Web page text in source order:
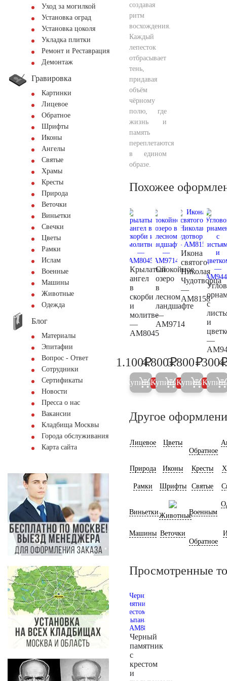
Уход за могилкой
Установка оград
Установка цоколя
Укладка плитки
Ремонт и Реставрация
Демонтаж
Гравировка
Картинки
Лицевое
Обратное
Шрифты
Иконы
Ангелы
Святые
Храмы
Кресты
Природа
Веточки
Виньетки
Свечки
Цветы
Рамки
Ислам
Военные
Машины
Животные
Одежда
Блог
Материалы
Эпитафии
Вопрос - Ответ
Сотрудники
Сертификаты
Новости
Пресса о нас
Вакансии
Кладбища Москвы
Города обслуживания
Карта сайта
создавая
ритм
восхождения.
Каждый
лепесток
отбрасывает
тень,
придавая
объём
чёрному
полю, где
жизнь и
память
переплетаются
в едином
образе.
Похожее
Крылатый
ангел
в
скорби
и
молитве
—
AM8045
1.200
1.100₽
Купить 5%
Спокойное
озеро
в
лесном
ландшафте
—
AM9714
5.000
4.800₽
Купить 5%
Икона
святого
Николая
Чудотворца
—
AM8158
4.000
3.800₽
Купить 5%
с
и
—
300
Купить
Другое
Лицевое
Цветы
Обратное
Природа Иконы Кресты
Рамки Шрифты Святые
ВиньеткиЖивотныеВоенным
Машины Веточки
Обратное
Просмотренные
Черный
памятник
с
крестом
и